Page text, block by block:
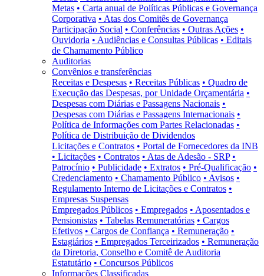
Metas • Carta anual de Políticas Públicas e Governança
Corporativa • Atas dos Comitês de Governança
Participação Social • Conferências • Outras Ações •
Ouvidoria • Audiências e Consultas Públicas • Editais
de Chamamento Público
Auditorias
Convênios e transferências
Receitas e Despesas • Receitas Públicas • Quadro de
Execução das Despesas, por Unidade Orçamentária •
Despesas com Diárias e Passagens Nacionais •
Despesas com Diárias e Passagens Internacionais •
Política de Informações com Partes Relacionadas •
Política de Distribuição de Dividendos
Licitações e Contratos • Portal de Fornecedores da INB
• Licitações • Contratos • Atas de Adesão - SRP •
Patrocínio • Publicidade • Extratos • Pré-Qualificação •
Credenciamento • Chamamento Público • Avisos •
Regulamento Interno de Licitações e Contratos •
Empresas Suspensas
Empregados Públicos • Empregados • Aposentados e
Pensionistas • Tabelas Remuneratórias • Cargos
Efetivos • Cargos de Confiança • Remuneração •
Estagiários • Empregados Terceirizados • Remuneração
da Diretoria, Conselho e Comitê de Auditoria
Estatutário • Concursos Públicos
Informações Classificadas